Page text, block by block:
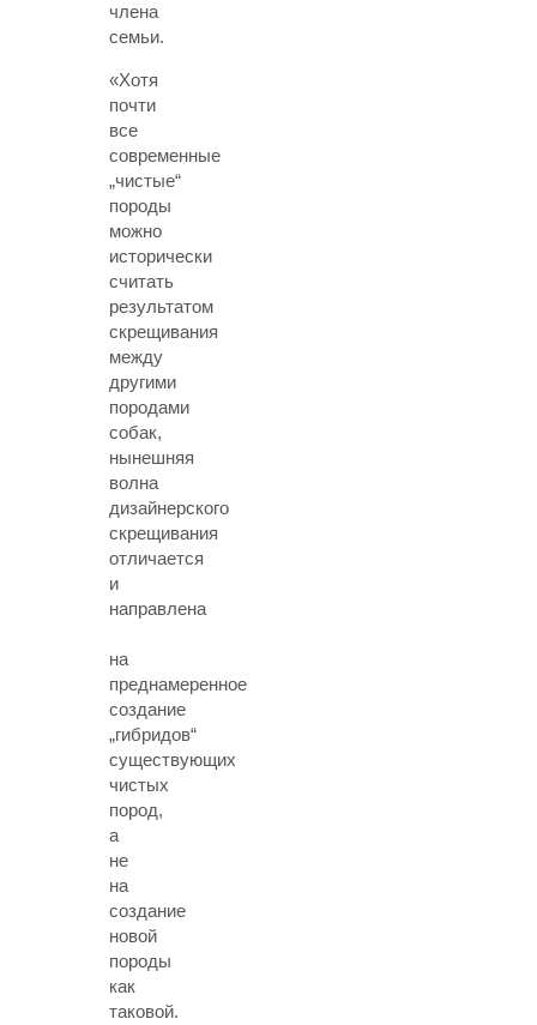
члена
семьи.
«Хотя
почти
все
современные
„чистые“
породы
можно
исторически
считать
результатом
скрещивания
между
другими
породами
собак,
нынешняя
волна
дизайнерского
скрещивания
отличается
и
направлена
на
преднамеренное
создание
„гибридов“
существующих
чистых
пород,
а
не
на
создание
новой
породы
как
таковой.